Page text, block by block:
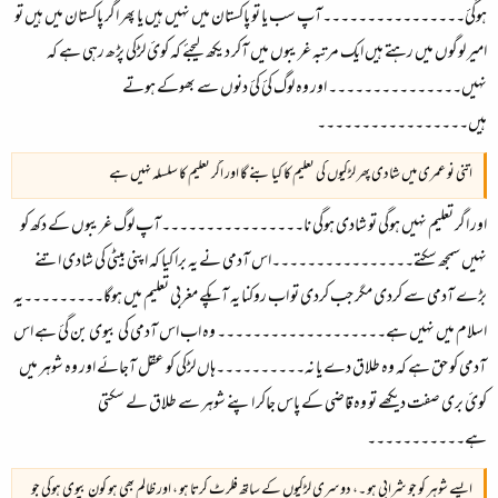
ہوگئ۔۔۔۔۔۔۔۔۔۔۔۔۔۔۔۔آپ سب یا تو پاکستان میں نہیں ہیں یا پھر اگر پاکستان میں ہیں تو
امیر لوگوں میں رہتے ہیں ایک مرتبہ غریبوں میں آکر دیکھ لیجئے کہ کوئ لڑکی پڑھ رہی ہے کہ
نہیں۔۔۔۔۔۔۔۔۔۔۔۔۔۔۔ اور وہ لوگ کئ کئ دنوں سے بھوکے ہوتے
ہیں۔۔۔۔۔۔۔۔۔۔۔۔۔۔۔۔۔
اتنی نو عمری میں شادی پھر لڑکیوں کی تعلیم کا کیا بنے گا اور اگر تعلیم کا سلسلہ نہیں ہے
اور اگر تعلیم نہیں ہوگی تو شادی ہوگی نا۔۔۔۔۔۔۔۔۔۔۔۔۔۔۔۔آپ لوگ غریبوں کے دکھ کو
نہیں سمجھ سکتے۔۔۔۔۔۔۔۔۔۔۔۔۔۔۔۔اس آدمی نے یہ برا کیا کہ اپنی بیٹی کی شادی اتنے
بڑے آدمی سے کردی مگر جب کردی تو اب روکنا یہ آپکے مغربی تعلیم میں ہوگا۔۔۔۔۔۔۔۔۔یہ
اسلام میں نہیں ہے۔۔۔۔۔۔۔۔۔۔۔۔۔۔۔۔۔۔۔ وہ اب اس آدمی کی بیوی بن گئ ہے اس
آدمی کو حق ہے کہ وہ طلاق دے یا نہ۔۔۔۔۔۔۔۔۔۔ہاں لڑکی کو عقل آجائے اور وہ شوہر میں
کوئ بری صفت دیکھے تو وہ قاضی کے پاس جاکر اپنے شوہر سے طلاق لے سکتی
ہے۔۔۔۔۔۔۔۔۔۔۔
ایسے شوہر کو جو شرابی ہو ۔، دوسری لڑکیوں کے ساتھ فلرٹ کرتا ہو ، اور ظالم بھی ہو کون بیوی ہوگی جو